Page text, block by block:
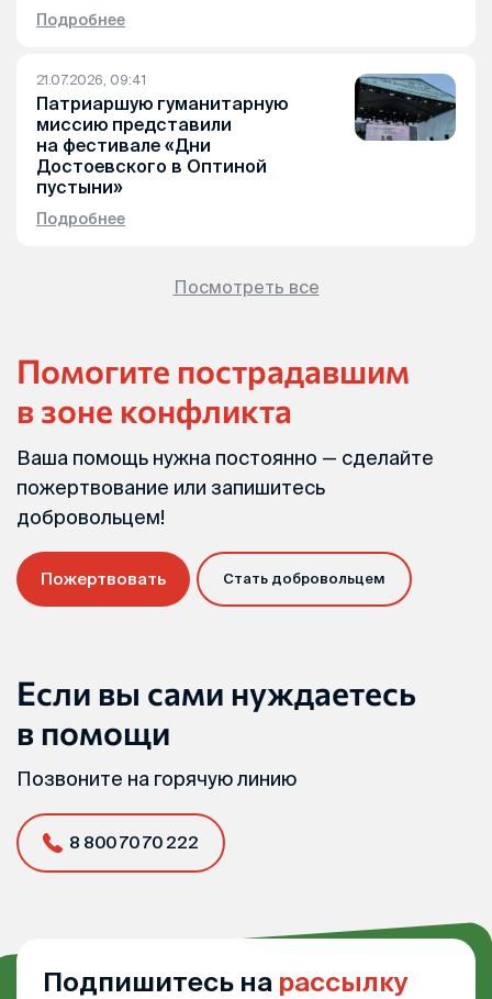
Подробнее
21.07.2026, 09:41
Патриаршую гуманитарную
миссию представили
на фестивале «Дни
Достоевского в Оптиной
пустыни»
Подробнее
Посмотреть все
Помогите пострадавшим
в зоне конфликта
Ваша помощь нужна постоянно — сделайте
пожертвование или запишитесь
добровольцем!
Пожертвовать Стать добровольцем
Если вы сами нуждаетесь
в помощи
Позвоните на горячую линию
8 800 70 70 222
Подпишитесь на рассылку